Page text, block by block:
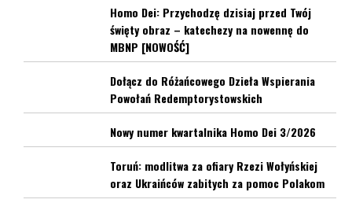
Homo Dei: Przychodzę dzisiaj przed Twój
święty obraz – katechezy na nowennę do
MBNP [NOWOŚĆ]
Dołącz do Różańcowego Dzieła Wspierania
Powołań Redemptorystowskich
Nowy numer kwartalnika Homo Dei 3/2026
Toruń: modlitwa za ofiary Rzezi Wołyńskiej
oraz Ukraińców zabitych za pomoc Polakom